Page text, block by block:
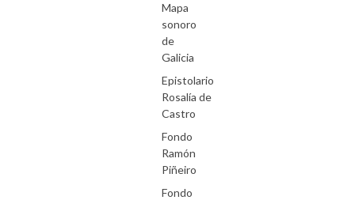
Mapa
sonoro
de
Galicia
Epistolario
Rosalía de
Castro
Fondo
Ramón
Piñeiro
Fondo